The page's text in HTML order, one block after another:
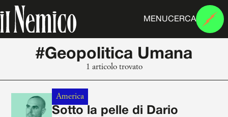
MENUCERCA
#Geopolitica Umana
1 articolo trovato
America
Sotto la pelle di Dario